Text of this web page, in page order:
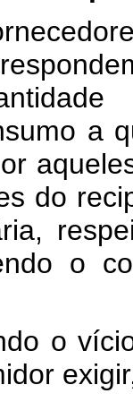
a
do
o
o